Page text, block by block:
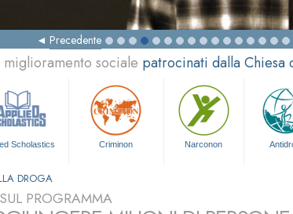
Precedente
sociale patrocinati dalla Chiesa
Scholastics Criminon Narconon
DROGA
PROGRAMMA